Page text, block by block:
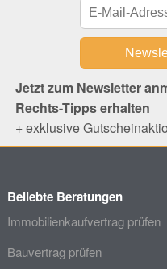
Jetzt zum Newsletter
Rechts-Tipps erhalten
+ exklusive
Beliebte Beratungen
Immobilienkaufvertrag prüfen
Bauvertrag prüfen